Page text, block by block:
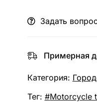
Задать
Примерная
Категория:
Тег:
Motorcycle